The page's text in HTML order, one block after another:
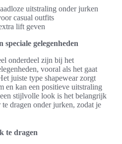
uitstraling onder jurken
casual outfits
lift geven
gelegenheden
onderdeel zijn bij het
vooral als het gaat
juiste type shapewear zorgt
en kan een positieve uitstraling
stijlvolle look is het belangrijk
dragen onder jurken, zodat je
te dragen